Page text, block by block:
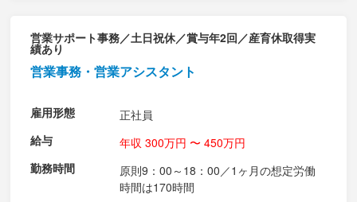
営業サポート事務／土日祝休／賞与年2回／産育休取得実
績あり
営業事務・営業アシスタント
雇用形態
正社員
給与
年収 300万円 〜 450万円
勤務時間
原則9：00～18：00／1ヶ月の想定労働
時間は170時間